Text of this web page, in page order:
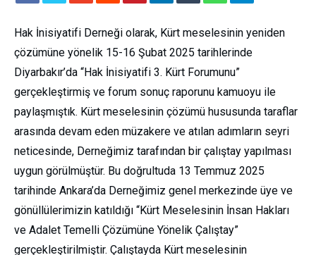
Hak İnisiyatifi Derneği olarak, Kürt meselesinin yeniden
çözümüne yönelik 15-16 Şubat 2025 tarihlerinde
Diyarbakır’da “Hak İnisiyatifi 3. Kürt Forumunu”
gerçekleştirmiş ve forum sonuç raporunu kamuoyu ile
paylaşmıştık. Kürt meselesinin çözümü hususunda taraflar
arasında devam eden müzakere ve atılan adımların seyri
neticesinde, Derneğimiz tarafından bir çalıştay yapılması
uygun görülmüştür. Bu doğrultuda 13 Temmuz 2025
tarihinde Ankara’da Derneğimiz genel merkezinde üye ve
gönüllülerimizin katıldığı “Kürt Meselesinin İnsan Hakları
ve Adalet Temelli Çözümüne Yönelik Çalıştay”
gerçekleştirilmiştir. Çalıştayda Kürt meselesinin